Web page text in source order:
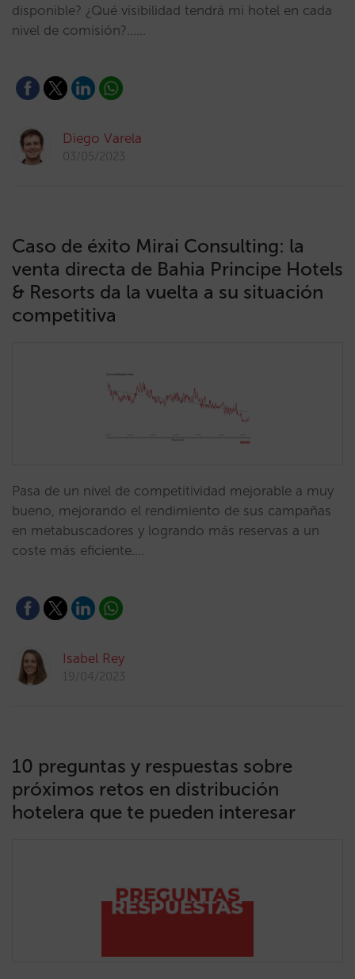
disponible? ¿Qué visibilidad tendrá mi hotel en cada
nivel de comisión?...…
Diego Varela
03/05/2023
Caso de éxito Mirai Consulting: la
venta directa de Bahia Principe Hotels
& Resorts da la vuelta a su situación
competitiva
Pasa de un nivel de competitividad mejorable a muy
bueno, mejorando el rendimiento de sus campañas
en metabuscadores y logrando más reservas a un
coste más eficiente.…
Isabel Rey
19/04/2023
10 preguntas y respuestas sobre
próximos retos en distribución
hotelera que te pueden interesar